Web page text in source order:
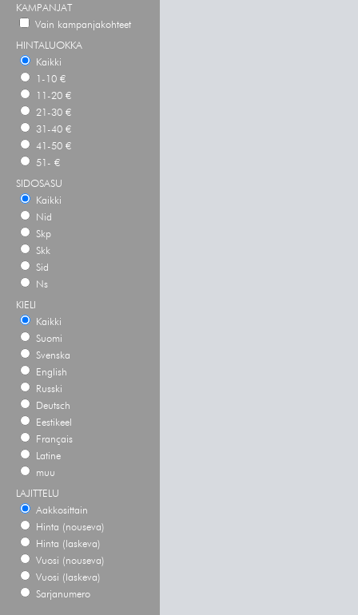
KAMPANJAT
Vain kampanjakohteet
HINTALUOKKA
Kaikki
1-10 €
11-20 €
21-30 €
31-40 €
41-50 €
51- €
SIDOSASU
Kaikki
Nid
Skp
Skk
Sid
Ns
KIELI
Kaikki
Suomi
Svenska
English
Russki
Deutsch
Eestikeel
Français
Latine
muu
LAJITTELU
Aakkosittain
Hinta (nouseva)
Hinta (laskeva)
Vuosi (nouseva)
Vuosi (laskeva)
Sarjanumero